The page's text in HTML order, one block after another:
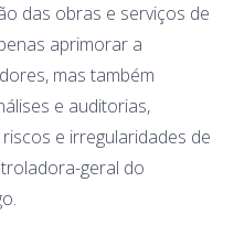
das obras e serviços de
aprimorar a
mas também
e auditorias,
e irregularidades de
geral do